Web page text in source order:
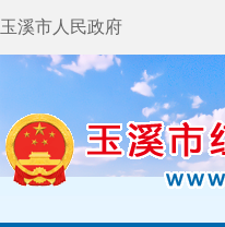
玉溪市人民政府